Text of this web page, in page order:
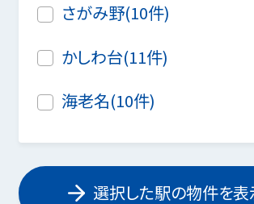
さがみ野(10件)
かしわ台(11件)
海老名(10件)
選択した駅の物件を表